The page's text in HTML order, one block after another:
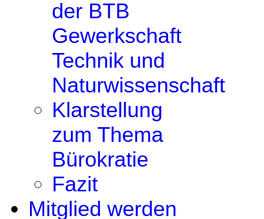
der BTB
Gewerkschaft
Technik und
Naturwissenschaft
Klarstellung
zum Thema
Bürokratie
Fazit
Mitglied werden